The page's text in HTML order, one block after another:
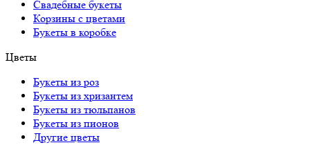
Свадебные букеты
Корзины с цветами
Букеты в коробке
Цветы
Букеты из роз
Букеты из хризантем
Букеты из тюльпанов
Букеты из пионов
Другие цветы